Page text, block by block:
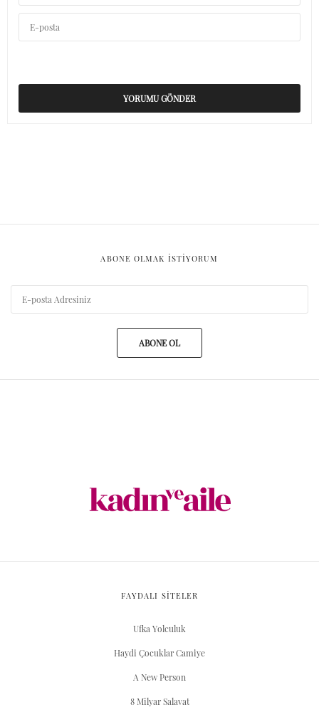
ABONE OLMAK ISTIYORUM
ABONE OL
FAYDALI SİTELER
Ufka Yolculuk
Haydi Çocuklar Camiye
A New Person
8 Milyar Salavat